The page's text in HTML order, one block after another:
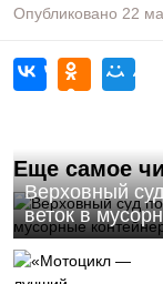
Опубликовано 22
Еще самое
Верховный
веток в